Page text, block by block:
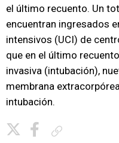
el último recuento. Un
encuentran ingresados
intensivos (UCI) de
que en el último
invasiva (intubación),
membrana
intubación.